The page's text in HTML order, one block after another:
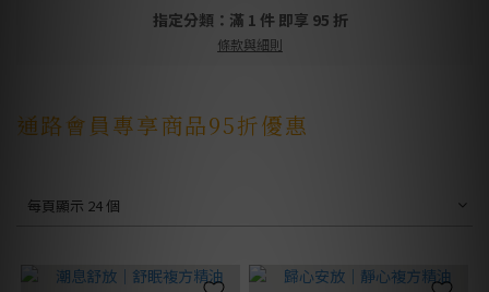
指定分類：滿 1 件 即享 95 折
條款與細則
通路會員專享商品95折優惠
每頁顯示 24 個